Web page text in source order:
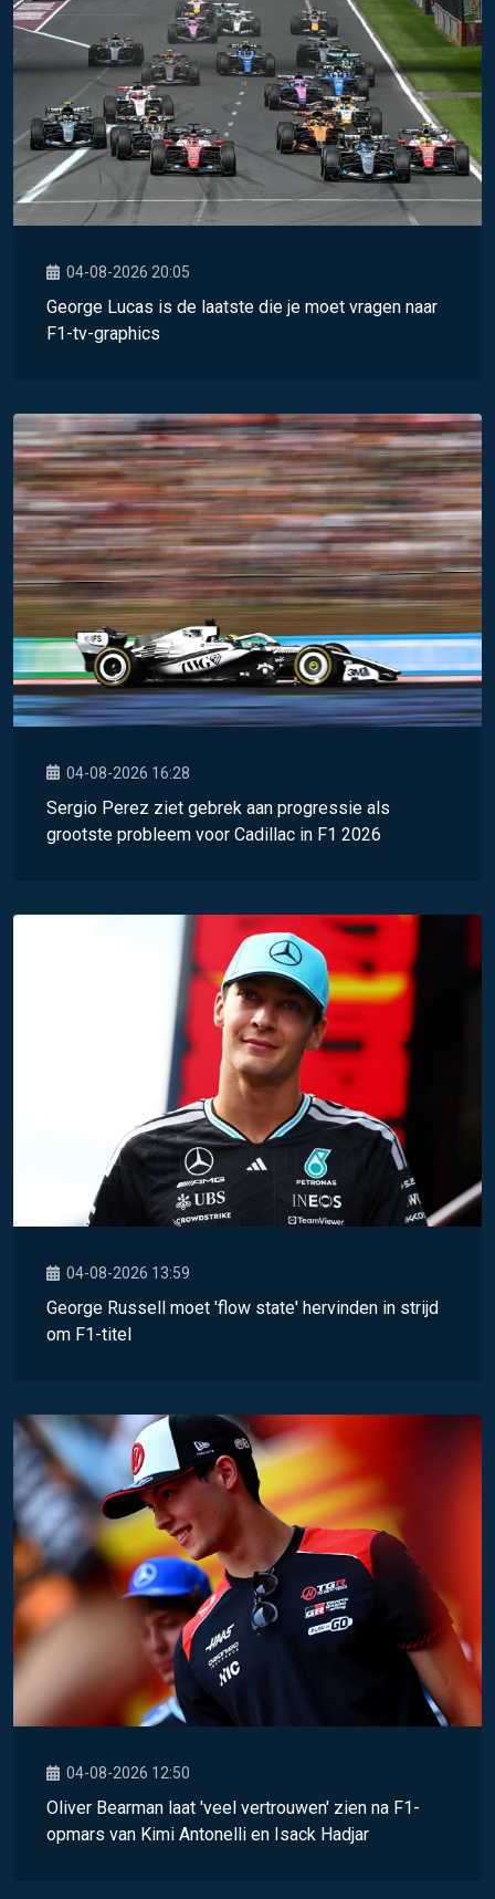
04-08-2026 20:05
George Lucas is de laatste die je moet vragen naar
F1-tv-graphics
04-08-2026 16:28
Sergio Perez ziet gebrek aan progressie als
grootste probleem voor Cadillac in F1 2026
04-08-2026 13:59
George Russell moet 'flow state' hervinden in strijd
om F1-titel
04-08-2026 12:50
Oliver Bearman laat 'veel vertrouwen' zien na F1-
opmars van Kimi Antonelli en Isack Hadjar